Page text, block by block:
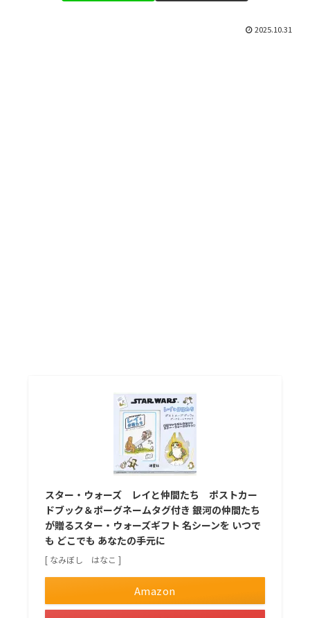
2025.10.31
スター・ウォーズ レイと仲間たち ポストカー
ドブック＆ポーグネームタグ付き 銀河の仲間たち
が贈るスター・ウォーズギフト 名シーンを いつで
も どこでも あなたの手元に
[ なみぼし はなこ ]
Amazon